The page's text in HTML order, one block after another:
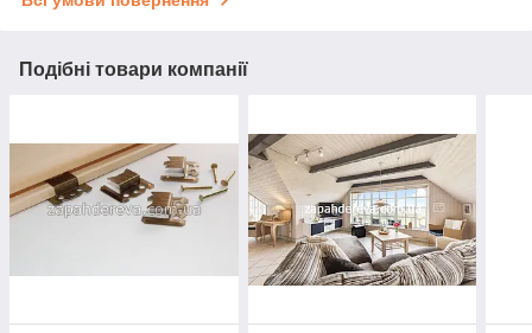
Подібні товари компанії